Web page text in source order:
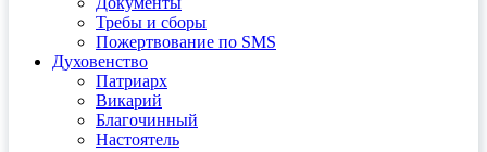
Требы и сборы
Пожертвование по SMS
Духовенство
Патриарх
Викарий
Благочинный
Настоятель